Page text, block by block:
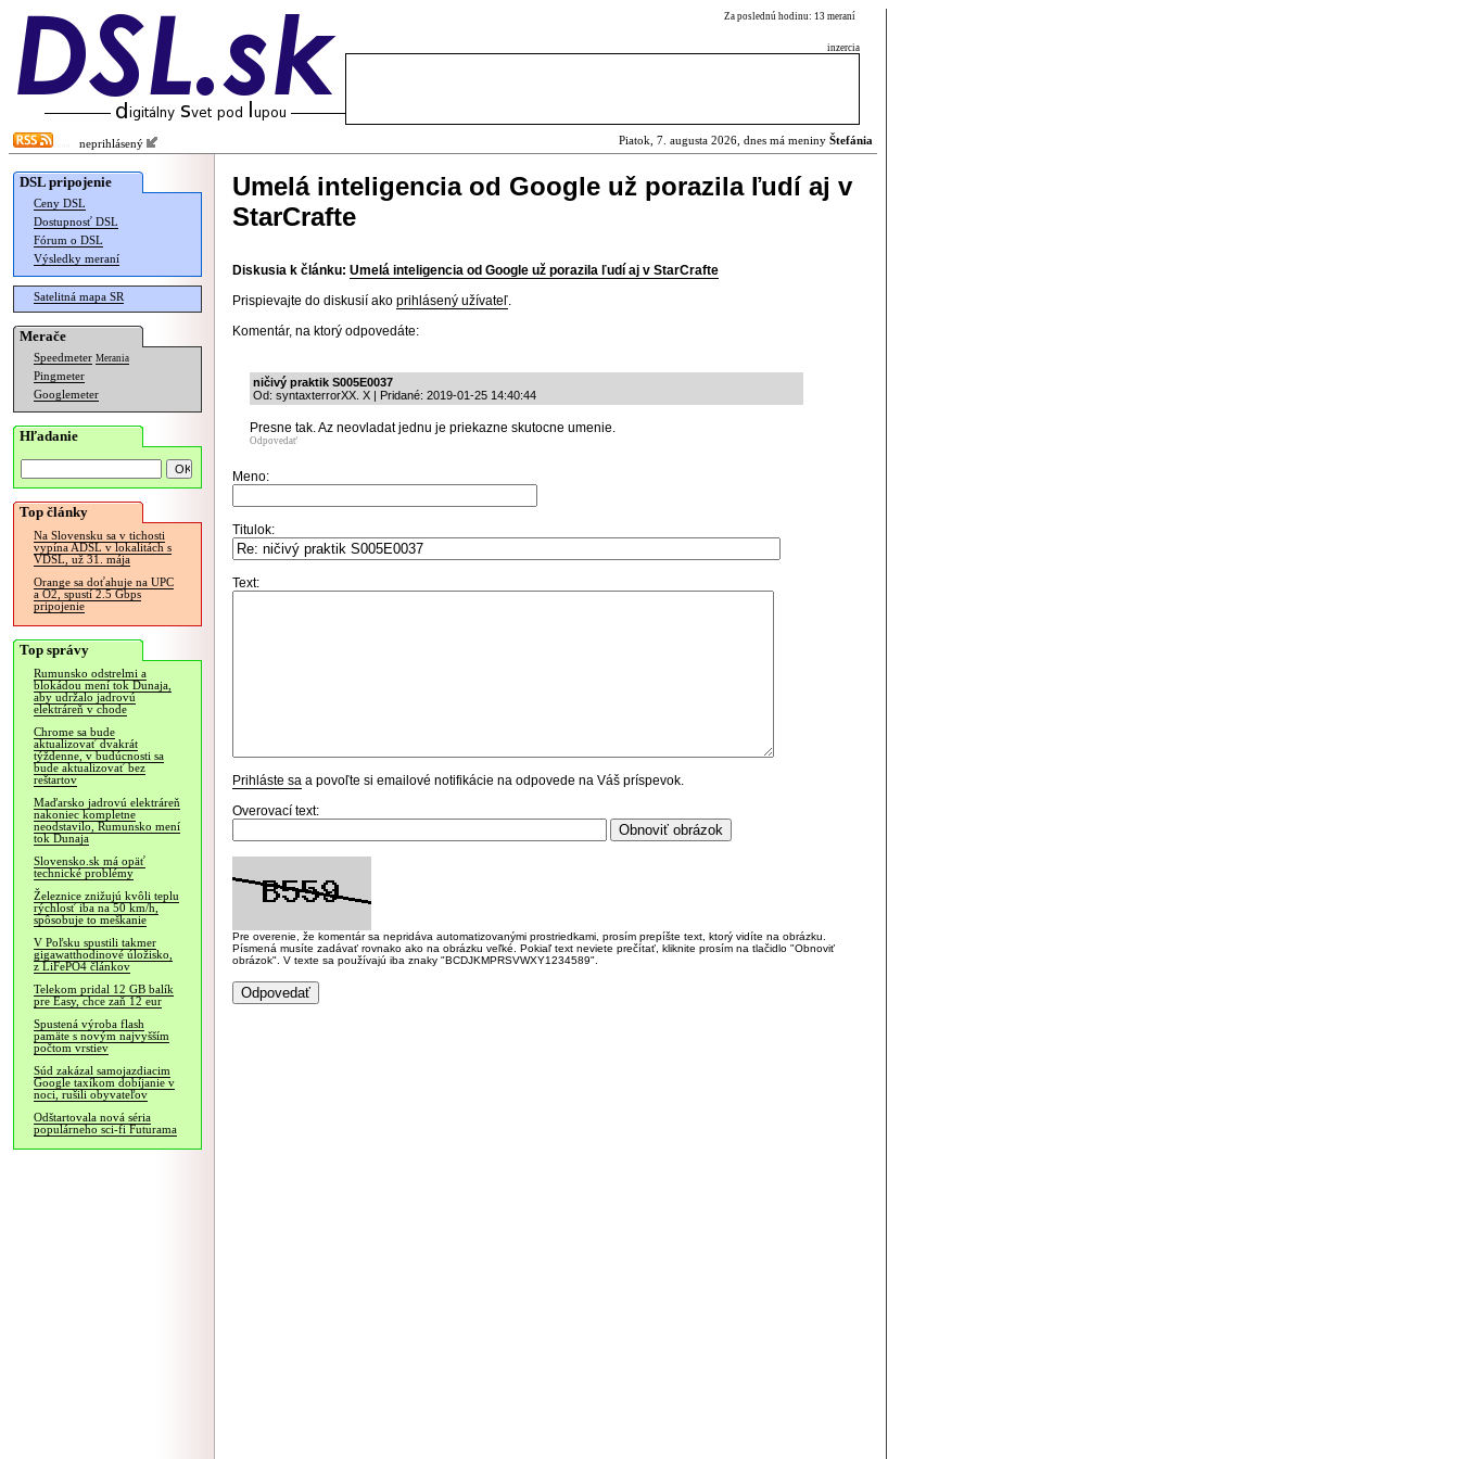
Za poslednú hodinu: 13 meraní
inzercia
neprihlásený Piatok, 7. augusta 2026, dnes má meniny Štefánia
DSL pripojenie
Ceny DSL
Dostupnosť DSL
Fórum o DSL
Výsledky meraní
Satelitná mapa SR
Merače
Speedmeter Merania
Pingmeter
Googlemeter
Hľadanie
Top články
Na Slovensku sa v tichosti
vypína ADSL v lokalitách s
VDSL, už 31. mája
Orange sa doťahuje na UPC
a O2, spustí 2.5 Gbps
pripojenie
Top správy
Rumunsko odstrelmi a
blokádou mení tok Dunaja,
aby udržalo jadrovú
elektráreň v chode
Chrome sa bude
aktualizovať dvakrát
týždenne, v budúcnosti sa
bude aktualizovať bez
reštartov
Maďarsko jadrovú elektráreň
nakoniec kompletne
neodstavilo, Rumunsko mení
tok Dunaja
Slovensko.sk má opäť
technické problémy
Železnice znižujú kvôli teplu
rýchlosť iba na 50 km/h,
spôsobuje to meškanie
V Poľsku spustili takmer
gigawatthodinové úložisko,
z LiFePO4 článkov
Telekom pridal 12 GB balík
pre Easy, chce zaň 12 eur
Spustená výroba flash
pamäte s novým najvyšším
počtom vrstiev
Súd zakázal samojazdiacim
Google taxíkom dobíjanie v
noci, rušili obyvateľov
Odštartovala nová séria
populárneho sci-fi Futurama
Umelá inteligencia od Google už porazila ľudí aj v
StarCrafte
Diskusia k článku: Umelá inteligencia od Google už porazila ľudí aj v StarCrafte
Prispievajte do diskusií ako prihlásený užívateľ.
Komentár, na ktorý odpovedáte:
ničivý praktik S005E0037
Od: syntaxterrorXX. X | Pridané: 2019-01-25 14:40:44
Presne tak. Az neovladat jednu je priekazne skutocne umenie.
Odpovedať
Meno:
Titulok:
Text:
Prihláste sa a povoľte si emailové notifikácie na odpovede na Váš príspevok.
Overovací text:
Pre overenie, že komentár sa nepridáva automatizovanými prostriedkami, prosím prepíšte text, ktorý vidíte na obrázku.
Písmená musíte zadávať rovnako ako na obrázku veľké. Pokiaľ text neviete prečítať, kliknite prosím na tlačidlo "Obnoviť
obrázok". V texte sa používajú iba znaky "BCDJKMPRSVWXY1234589".